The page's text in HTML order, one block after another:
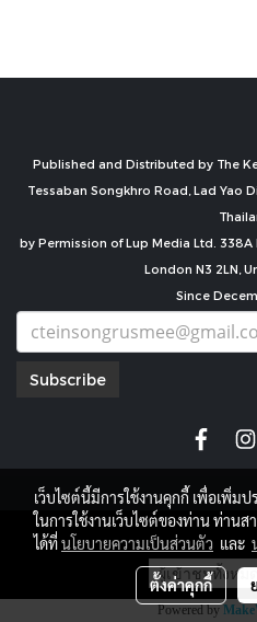
Published and Distributed by The
Tessaban Songkhro Road, Lad Yao
by Permission of Lup Media Ltd. 338A
London N3 2LN,
Since
Subscribe
ผู้เข้าชมทั้งหม
Powered by
เว็บไซต์นี้มีการใช้งานคุกกี้ เพื่อเพิ่
ในการใช้งานเว็บไซต์ของท่าน ท่านส
ได้ที่นโยบายความเป็นส่วนตัว และ
ตั้งค่าคุกกี้